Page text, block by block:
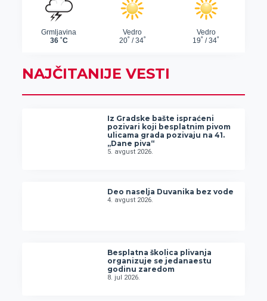
NAJČITANIJE VESTI
Iz Gradske bašte ispraćeni
pozivari koji besplatnim pivom
ulicama grada pozivaju na 41.
„Dane piva“
5. avgust 2026.
Deo naselja Duvanika bez vode
4. avgust 2026.
Besplatna školica plivanja
organizuje se jedanaestu
godinu zaredom
8. jul 2026.